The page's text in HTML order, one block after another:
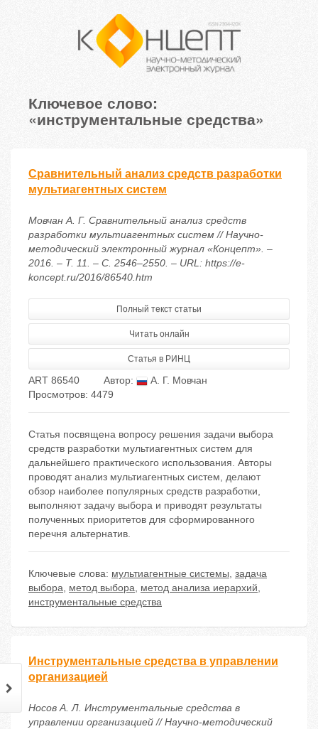
Ключевое слово:
«инструментальные средства»
Сравнительный анализ средств разработки
мультиагентных систем
Мовчан А. Г. Сравнительный анализ средств
разработки мультиагентных систем // Научно-
методический электронный журнал «Концепт». –
2016. – Т. 11. – С. 2546–2550. – URL: https://e-
koncept.ru/2016/86540.htm
Полный текст статьи
Читать онлайн
Статья в РИНЦ
ART 86540 Автор:
А. Г. Мовчан
Просмотров: 4479
Статья посвящена вопросу решения задачи выбора
средств разработки мультиагентных систем для
дальнейшего практического использования. Авторы
проводят анализ мультиагентных систем, делают
обзор наиболее популярных средств разработки,
выполняют задачу выбора и приводят результаты
полученных приоритетов для сформированного
перечня альтернатив.
Ключевые слова: мультиагентные системы, задача
выбора, метод выбора, метод анализа иерархий,
инструментальные средства
Инструментальные средства в управлении
организацией
Носов А. Л. Инструментальные средства в
управлении организацией // Научно-методический